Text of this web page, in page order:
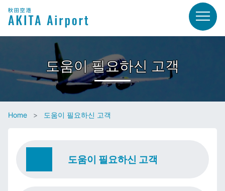
도움이 필요하신 고객
Home 도움이 필요하신 고객
도움이 필요하신 고객